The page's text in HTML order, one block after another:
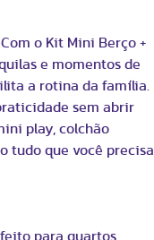
o Kit Mini Berço +
e momentos de
a rotina da família.
sem abrir
play, colchão
tudo que você precisa
para quartos